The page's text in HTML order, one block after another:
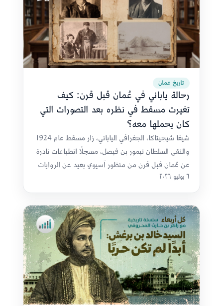
تاريخ عمان
رحالة ياباني في عُمان قبل قرن: كيف
تغيرت مسقط في نظره بعد التصورات التي
كان يحملها معه؟
شيغا شيجيتاكا، الجغرافي الياباني، زار مسقط عام 1924
والتقى السلطان تيمور بن فيصل، مسجلًا انطباعات نادرة
عن عُمان قبل قرن من منظور آسيوي بعيد عن الروايات
الأوروبية
٦ يوليو ٢٠٢٦